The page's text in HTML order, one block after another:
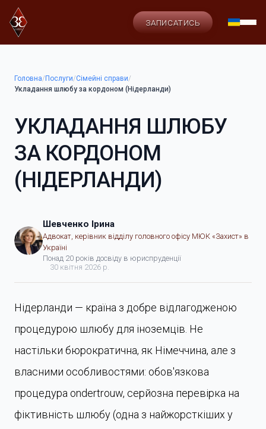
ЗАПИСАТИСЬ
Головна/ Послуги/Сімейні справи/
Укладання шлюбу за кордоном (Нідерланди)
УКЛАДАННЯ ШЛЮБУ
ЗА КОРДОНОМ
(НІДЕРЛАНДИ)
Шевченко Ірина
Адвокат, керівник відділу головного офісу МЮК «Захист» в
Україні
Понад 20 років досвіду в юриспруденції
30 квітня 2026 р.
Нідерланди — країна з добре відлагодженою
процедурою шлюбу для іноземців. Не
настільки бюрократична, як Німеччина, але з
власними особливостями: обов'язкова
процедура ondertrouw, серйозна перевірка на
фіктивність шлюбу (одна з найжорсткіших у